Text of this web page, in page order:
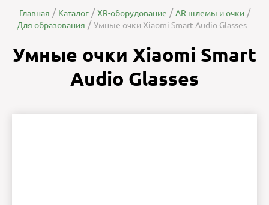
Главная Каталог XR-оборудование
AR шлемы и очки
Для образования
Умные очки Xiaomi Smart Audio Glasses
Умные очки Xiaomi Smart
Audio Glasses